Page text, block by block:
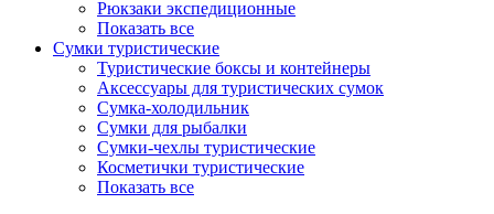
Рюкзаки экспедиционные
Показать все
Сумки туристические
Туристические боксы и контейнеры
Аксессуары для туристических сумок
Сумка-холодильник
Сумки для рыбалки
Сумки-чехлы туристические
Косметички туристические
Показать все